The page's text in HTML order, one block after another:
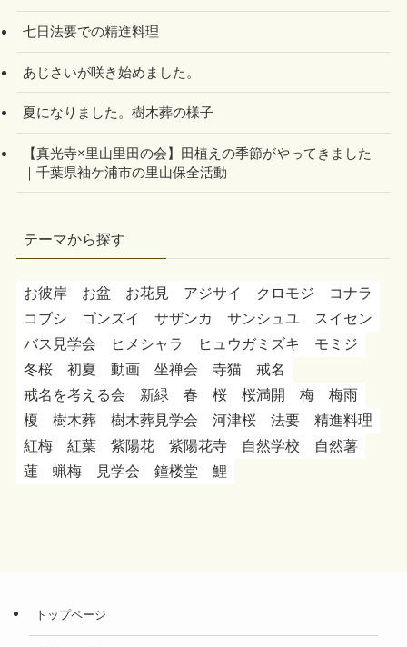
七日法要での精進料理
あじさいが咲き始めました。
夏になりました。樹木葬の様子
【真光寺×里山里田の会】田植えの季節がやってきました
｜千葉県袖ケ浦市の里山保全活動
テーマから探す
お彼岸 お盆 お花見 アジサイ クロモジ
コナラ
コブシ
ゴンズイ サザンカ サンシュユ
スイセン
バス見学会
ヒメシャラ ヒュウガミズキ
モミジ
冬桜
初夏 動画 坐禅会 寺猫
戒名
戒名を考える会
新緑 春 桜 桜満開 梅
梅雨
榎
樹木葬 樹木葬見学会 河津桜 法要
精進料理
紅梅
紅葉 紫陽花 紫陽花寺 自然学校
自然薯
蓮
蝋梅 見学会 鐘楼堂 鯉
トップページ